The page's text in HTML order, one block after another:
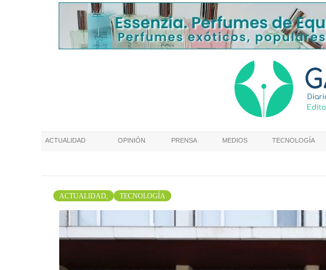
ACTUALIDAD OPINIÓN PRENSA MEDIOS TECNOLOGÍA
ACTUALIDAD, TECNOLOGÍA